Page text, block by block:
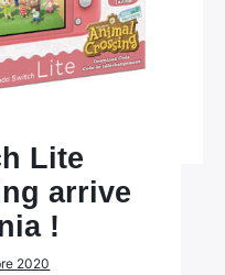
Lite
arrive
!
2020